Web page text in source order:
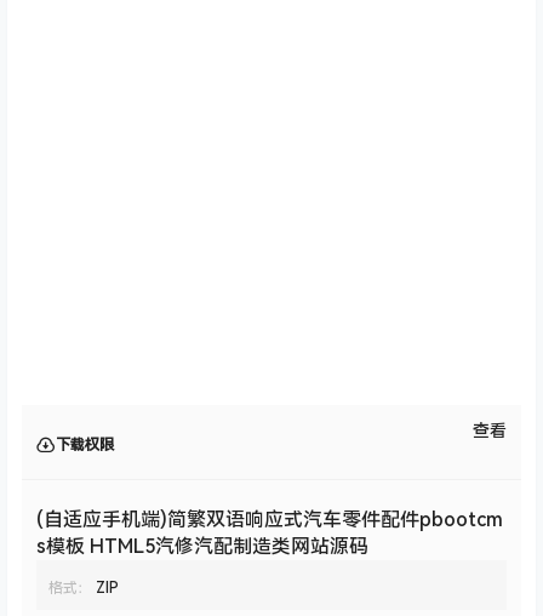
下载权限
查看
(自适应手机端)简繁双语响应式汽车零件配件pbootcm
s模板 HTML5汽修汽配制造类网站源码
格式： ZIP